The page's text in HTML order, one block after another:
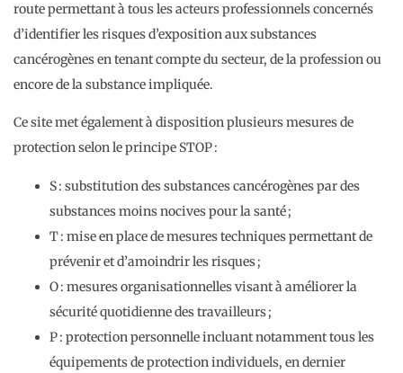
route permettant à tous les acteurs professionnels concernés
d’identifier les risques d’exposition aux substances
cancérogènes en tenant compte du secteur, de la profession ou
encore de la substance impliquée.
Ce site met également à disposition plusieurs mesures de
protection selon le principe STOP :
S : substitution des substances cancérogènes par des
substances moins nocives pour la santé ;
T : mise en place de mesures techniques permettant de
prévenir et d’amoindrir les risques ;
O : mesures organisationnelles visant à améliorer la
sécurité quotidienne des travailleurs ;
P : protection personnelle incluant notamment tous les
équipements de protection individuels, en dernier